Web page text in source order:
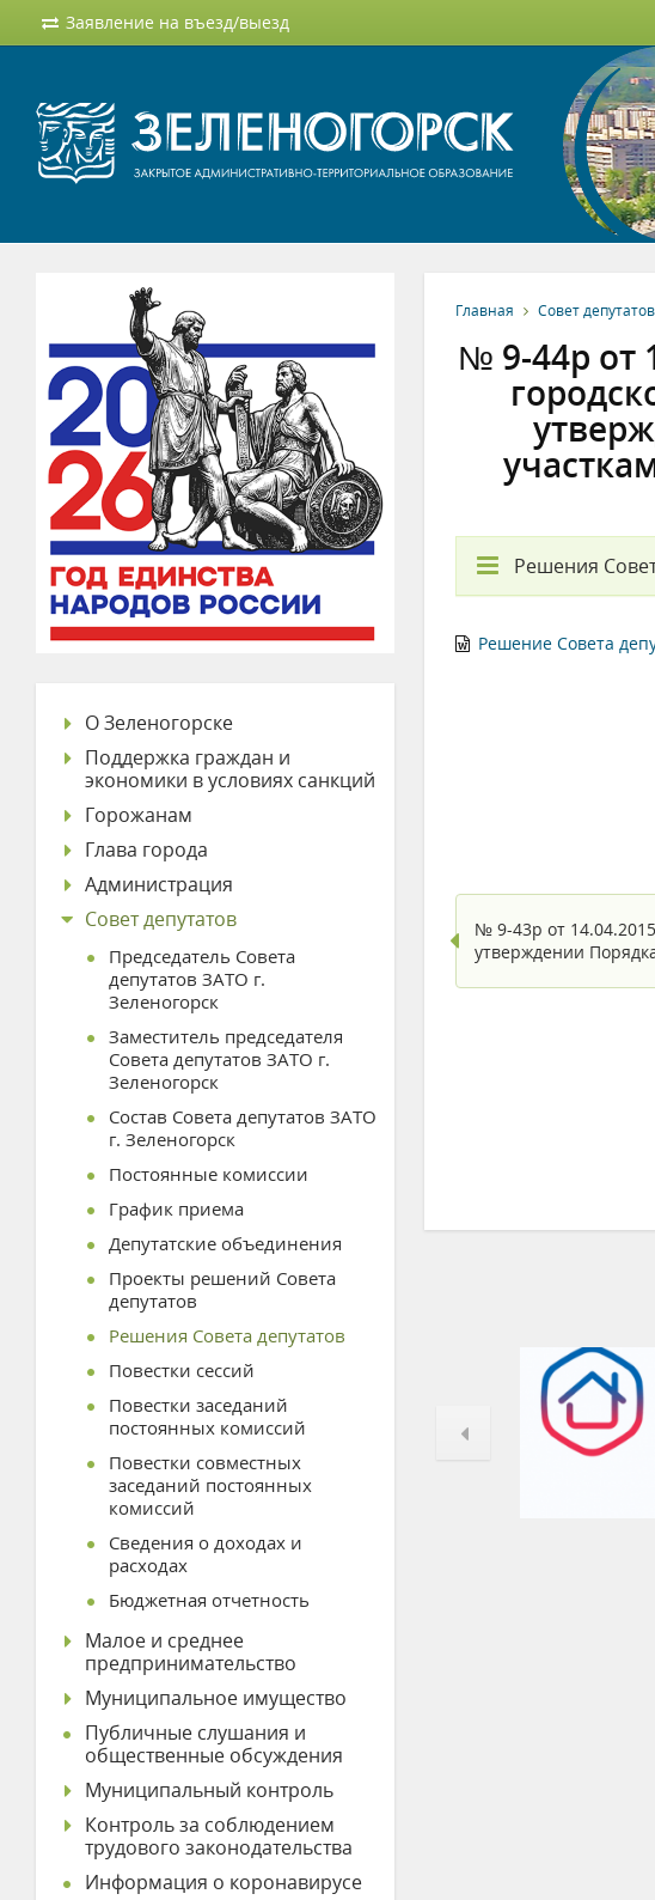
Заявление на въезд/выезд
Главная Совет депутатов
№ 9-44р от
Решения
Решение Совета
№ 9-43р от
утверждении
О Зеленогорске
Поддержка граждан и
экономики в условиях санкций
Горожанам
Глава города
Администрация
Совет депутатов
Председатель Совета
депутатов ЗАТО г.
Зеленогорск
Заместитель председателя
Совета депутатов ЗАТО г.
Зеленогорск
Состав Совета депутатов ЗАТО
г. Зеленогорск
Постоянные комиссии
График приема
Депутатские объединения
Проекты решений Совета
депутатов
Решения Совета депутатов
Повестки сессий
Повестки заседаний
постоянных комиссий
Повестки совместных
заседаний постоянных
комиссий
Сведения о доходах и
расходах
Бюджетная отчетность
Малое и среднее
предпринимательство
Муниципальное имущество
Публичные слушания и
общественные обсуждения
Муниципальный контроль
Контроль за соблюдением
трудового законодательства
Информация о коронавирусе